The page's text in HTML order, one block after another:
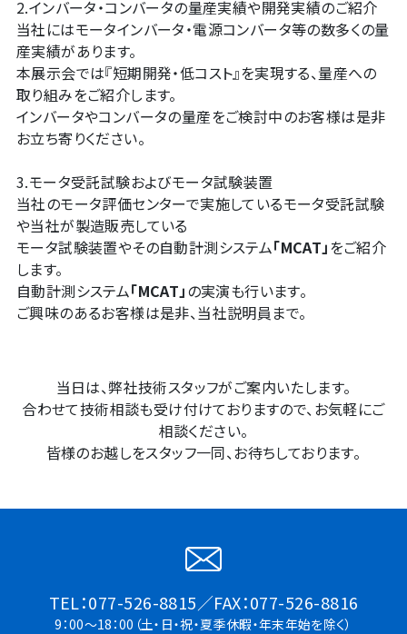
2.インバータ・コンバータの量産実績や開発実績のご紹介
当社にはモータインバータ・電源コンバータ等の数多くの量
産実績があります。
本展示会では『短期開発・低コスト』を実現する、量産への
取り組みをご紹介します。
インバータやコンバータの量産をご検討中のお客様は是非
お立ち寄りください。
3.モータ受託試験およびモータ試験装置
当社のモータ評価センターで実施しているモータ受託試験
や当社が製造販売している
モータ試験装置やその自動計測システム「MCAT」をご紹介
します。
自動計測システム「MCAT」の実演も行います。
ご興味のあるお客様は是非、当社説明員まで。
当日は、弊社技術スタッフがご案内いたします。
合わせて技術相談も受け付けておりますので、お気軽にご
相談ください。
皆様のお越しをスタッフ一同、お待ちしております。
TEL：077-526-8815／FAX：077-526-8816
9：00～18：00（土・日・祝・夏季休暇・年末年始を除く）